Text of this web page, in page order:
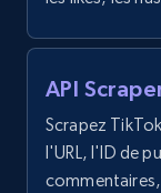
channel URL
URL, Title,
Video length,
API
Scrapez
l'URL, l'ID de